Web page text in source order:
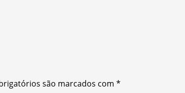
são marcados com *